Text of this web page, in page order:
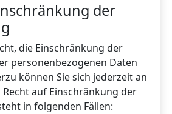
der
die Einschränkung der
personenbezogenen Daten
können Sie sich jederzeit an
Recht auf Einschränkung der
in folgenden Fällen: